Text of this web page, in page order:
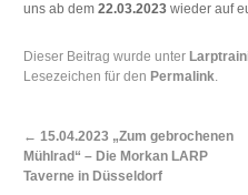
uns ab dem 22.03.2023 wieder auf
Dieser Beitrag wurde unter
Lesezeichen für den Permalink.
← 15.04.2023 „Zum gebrochenen
Mühlrad“ – Die Morkan LARP
Taverne in Düsseldorf